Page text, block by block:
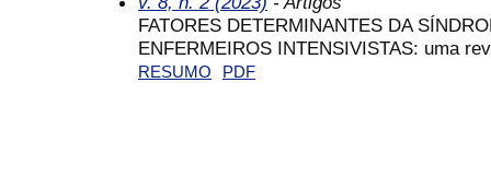
FATORES DETERMINANTES DA
ENFERMEIROS INTENSIVISTAS: uma
RESUMO PDF